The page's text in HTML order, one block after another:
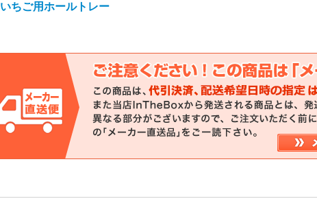
いちご用ホールトレー